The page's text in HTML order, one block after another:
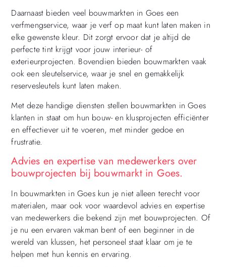
Daarnaast bieden veel bouwmarkten in Goes een
verfmengservice, waar je verf op maat kunt laten maken in
elke gewenste kleur. Dit zorgt ervoor dat je altijd de
perfecte tint krijgt voor jouw interieur- of
exterieurprojecten. Bovendien bieden bouwmarkten vaak
ook een sleutelservice, waar je snel en gemakkelijk
reservesleutels kunt laten maken.
Met deze handige diensten stellen bouwmarkten in Goes
klanten in staat om hun bouw- en klusprojecten efficiënter
en effectiever uit te voeren, met minder gedoe en
frustratie.
Advies en expertise van medewerkers over
bouwprojecten bij bouwmarkt in Goes.
In bouwmarkten in Goes kun je niet alleen terecht voor
materialen, maar ook voor waardevol advies en expertise
van medewerkers die bekend zijn met bouwprojecten. Of
je nu een ervaren vakman bent of een beginner in de
wereld van klussen, het personeel staat klaar om je te
helpen met hun kennis en ervaring.